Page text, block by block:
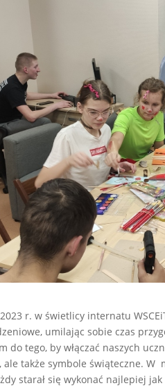
r. w świetlicy internatu
umilając sobie czas
do tego, by włączać naszych
ale także symbole świąteczne.
starał się wykonać najlepiej